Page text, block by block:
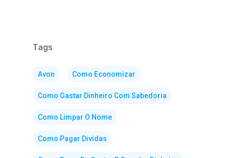
Tags
Avon Como Economizar
Como Gastar Dinheiro Com Sabedoria
Como Limpar O Nome
Como Pagar Dividas